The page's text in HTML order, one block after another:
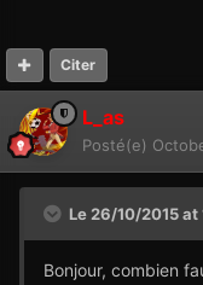
Citer
L_as
Posté(e)
Le 26/10/2015 at
Bonjour, combien